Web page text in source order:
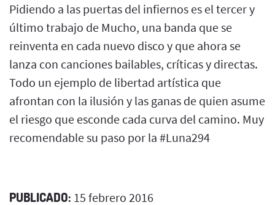
Pidiendo a las puertas del infiernos es el tercer y
último trabajo de Mucho, una banda que se
reinventa en cada nuevo disco y que ahora se
lanza con canciones bailables, críticas y directas.
Todo un ejemplo de libertad artística que
afrontan con la ilusión y las ganas de quien asume
el riesgo que esconde cada curva del camino. Muy
recomendable su paso por la #Luna294
PUBLICADO: 15 febrero 2016